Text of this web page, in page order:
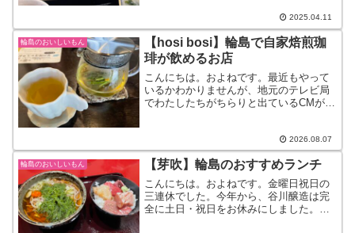
日は土日がほとんど。練習場所までは片
道1時間ちょっとかかります...
2025.04.11
輪島のおいしいもん
【hosi bosi】輪島で自家焙煎珈
琲が飲めるお店
こんにちは。およねです。最近もやって
いるかわかりませんが、地元のテレビ局
でわたしたちがちらりと出ているCMがあ
れませんが、あれは『石川県信用保証協
会』という、中小企業...
2026.08.07
輪島のおいしいもん 【芽吹】輪島のおすすめランチ
こんにちは。およねです。金曜日祝日の
三連休でした。今年から、谷川醸造は完
全に土日・祝日をお休みにしました。以